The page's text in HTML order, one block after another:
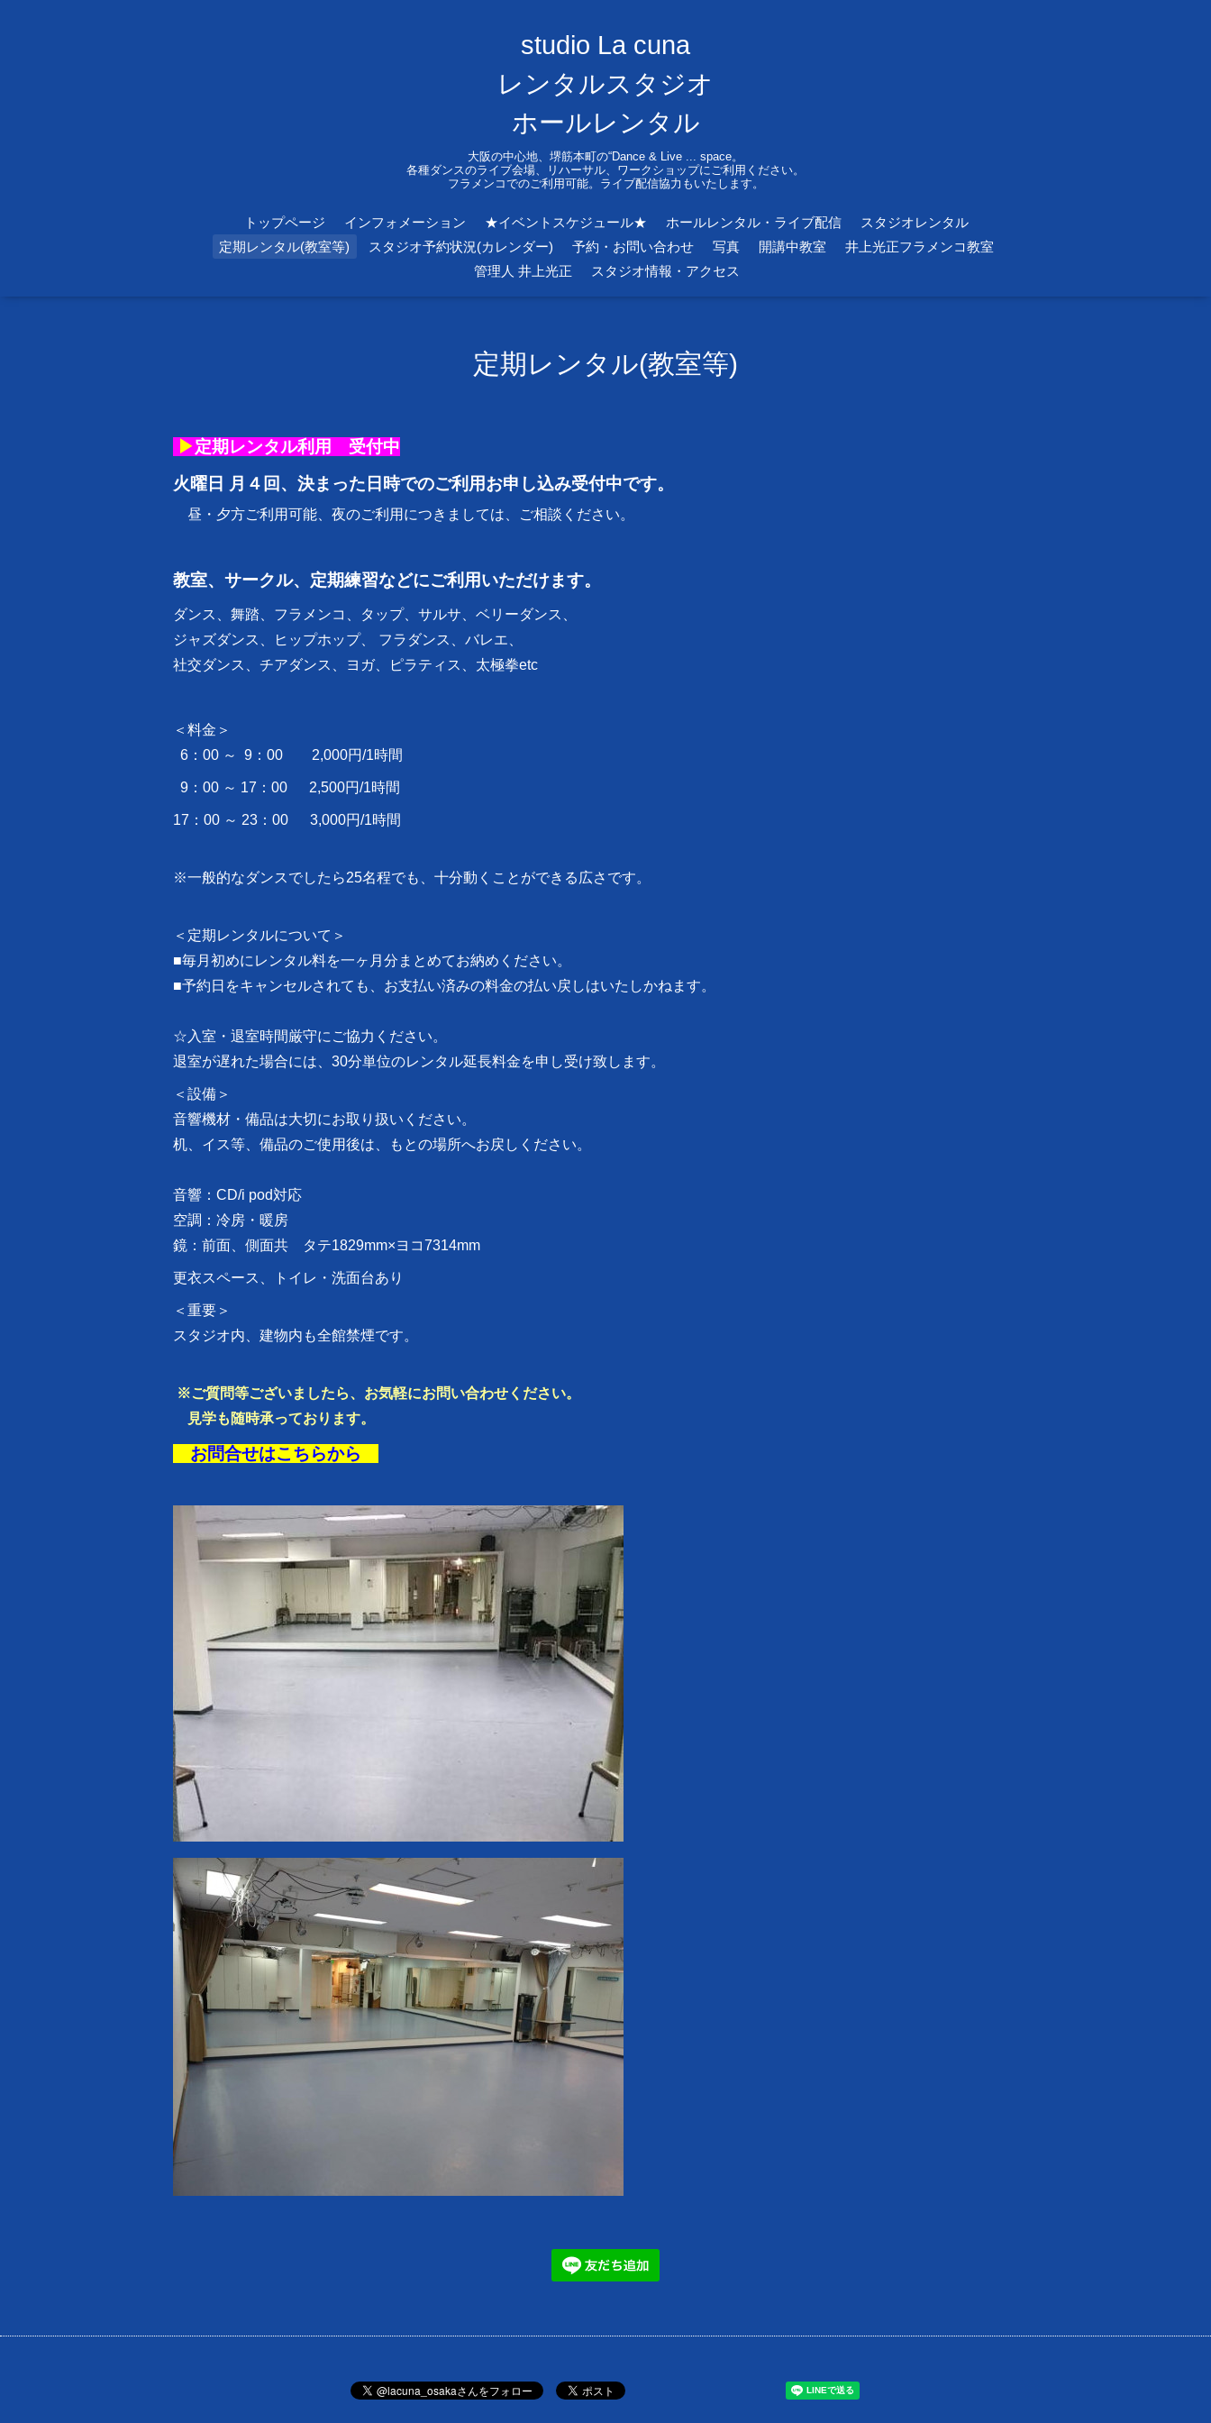
studio La cuna
レンタルスタジオ
ホールレンタル
大阪の中心地、堺筋本町の“Dance & Live ... space。
各種ダンスのライブ会場、リハーサル、ワークショップにご利用ください。
フラメンコでのご利用可能。ライブ配信協力もいたします。
トップページ インフォメーション ★イベントスケジュール★ ホールレンタル・ライブ配信
スタジオレンタル
定期レンタル(教室等)
スタジオ予約状況(カレンダー) 予約・お問い合わせ 写真 開講中教室
井上光正フラメンコ教室
管理人 井上光正
スタジオ情報・アクセス
定期レンタル(教室等)
▶定期レンタル利用 受付中
火曜日 月４回、決まった日時でのご利用お申し込み受付中です。
昼・夕方ご利用可能、夜のご利用につきましては、ご相談ください。
教室、サークル、定期練習などにご利用いただけます。
ダンス、舞踏、フラメンコ、タップ、サルサ、ベリーダンス、
ジャズダンス、ヒップホップ、 フラダンス、バレエ、
社交ダンス、チアダンス、ヨガ、ピラティス、太極拳etc
＜料金＞
6：00 ～ 9：00 2,000円/1時間
9：00 ～ 17：00 2,500円/1時間
17：00 ～ 23：00 3,000円/1時間
※一般的なダンスでしたら25名程でも、十分動くことができる広さです。
＜定期レンタルについて＞
■毎月初めにレンタル料を一ヶ月分まとめてお納めください。
■予約日をキャンセルされても、お支払い済みの料金の払い戻しはいたしかねます。
☆入室・退室時間厳守にご協力ください。
退室が遅れた場合には、30分単位のレンタル延長料金を申し受け致します。
＜設備＞
音響機材・備品は大切にお取り扱いください。
机、イス等、備品のご使用後は、もとの場所へお戻しください。
音響：CD/i pod対応
空調：冷房・暖房
鏡：前面、側面共 タテ1829mm×ヨコ7314mm
更衣スペース、トイレ・洗面台あり
＜重要＞
スタジオ内、建物内も全館禁煙です。
※ご質問等ございましたら、お気軽にお問い合わせください。
見学も随時承っております。
お問合せはこちらから